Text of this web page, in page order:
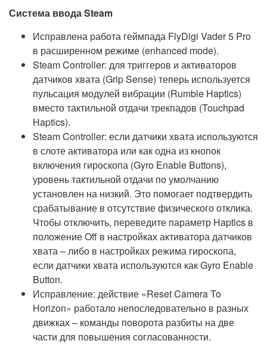
Система ввода Steam
Исправлена работа геймпада FlyDigi Vader 5 Pro
в расширенном режиме (enhanced mode).
Steam Controller: для триггеров и активаторов
датчиков хвата (Grip Sense) теперь используется
пульсация модулей вибрации (Rumble Haptics)
вместо тактильной отдачи трекпадов (Touchpad
Haptics).
Steam Controller: если датчики хвата используются
в слоте активатора или как одна из кнопок
включения гироскопа (Gyro Enable Buttons),
уровень тактильной отдачи по умолчанию
установлен на низкий. Это помогает подтвердить
срабатывание в отсутствие физического отклика.
Чтобы отключить, переведите параметр Haptics в
положение Off в настройках активатора датчиков
хвата – либо в настройках режима гироскопа,
если датчики хвата используются как Gyro Enable
Button.
Исправление: действие «Reset Camera To
Horizon» работало непоследовательно в разных
движках – команды поворота разбиты на две
части для повышения согласованности.